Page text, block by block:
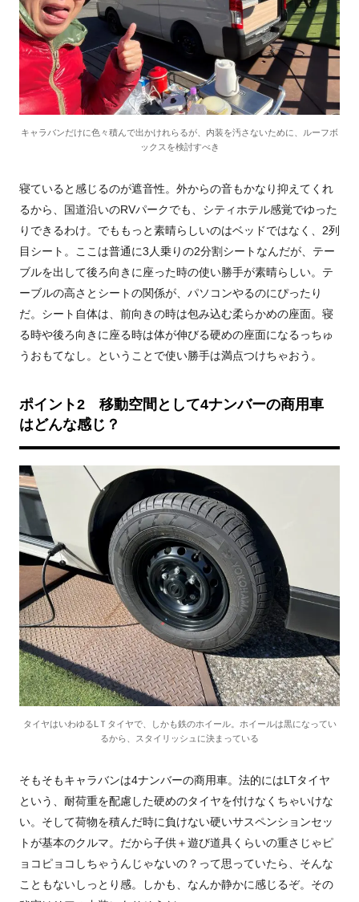
キャラバンだけに色々積んで出かけれらるが、内装を汚さないために、ルーフボ
ックスを検討すべき
寝ていると感じるのが遮音性。外からの音もかなり抑えてくれ
るから、国道沿いのRVパークでも、シティホテル感覚でゆった
りできるわけ。でももっと素晴らしいのはベッドではなく、 2列
目シート。ここは普通に3 人乗りの2分割シートなんだが、テー
ブルを出して後ろ向きに座った時の使い勝手が素晴らしい。テ
ーブルの高さとシートの関係が、パソコンやるのにぴったり
だ。シート自体は、前向きの時は包み込む柔らかめの座面。寝
る時や後ろ向きに座る時は体が伸びる硬めの座面になるっちゅ
うおもてなし。ということで使い勝手は満点つけちゃおう。
ポイント2 移動空間として4ナンバーの商用車
はどんな感じ？
タイヤはいわゆるLＴタイヤで、しかも鉄のホイール。ホイールは黒になってい
るから、スタイリッシュに決まっている
そもそもキャラバンは4ナンバーの商用車。法的にはLTタイヤ
という、耐荷重を配慮した硬めのタイヤを付けなくちゃいけな
い。そして荷物を積んだ時に負けない硬いサスペンションセッ
トが基本のクルマ。だから子供＋遊び道具くらいの重さじゃピ
ョコピョコしちゃうんじゃないの？って思っていたら、そんな
こともないしっとり感。しかも、なんか静かに感じるぞ。その